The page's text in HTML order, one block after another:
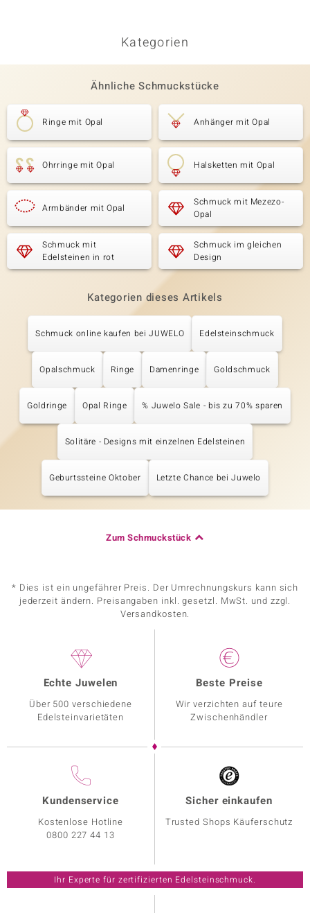
Kategorien
Ähnliche Schmuckstücke
Ringe mit Opal Anhänger mit Opal
Ohrringe mit Opal Halsketten mit Opal
Armbänder mit Opal
Schmuck mit Mezezo-
Opal
Schmuck mit
Edelsteinen in rot
Schmuck im gleichen
Design
Kategorien dieses Artikels
Schmuck online kaufen bei JUWELO Edelsteinschmuck
Opalschmuck Ringe Damenringe Goldschmuck
Goldringe Opal Ringe % Juwelo Sale - bis zu 70% sparen
Solitäre - Designs mit einzelnen Edelsteinen
Geburtssteine Oktober Letzte Chance bei Juwelo
Zum Schmuckstück
* Dies ist ein ungefährer Preis. Der Umrechnungskurs kann sich
jederzeit ändern. Preisangaben inkl. gesetzl. MwSt. und zzgl.
Versandkosten.
Echte Juwelen
Über 500 verschiedene
Edelsteinvarietäten
Beste Preise
Wir verzichten auf teure
Zwischenhändler
Kundenservice
Kostenlose Hotline
0800 227 44 13
Sicher einkaufen
Trusted Shops Käuferschutz
Ihr Experte für zertifizierten Edelsteinschmuck.